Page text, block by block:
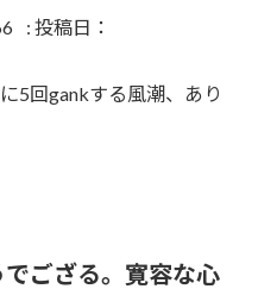
: 投稿日：
5回gankする風潮、あり
ござる。寛容な心